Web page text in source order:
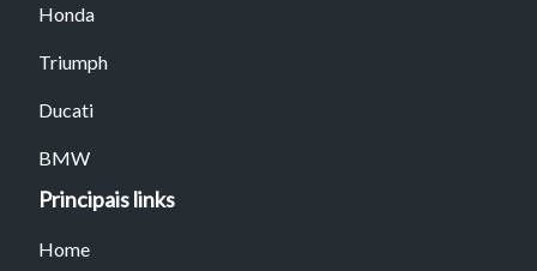
Para aumentar ou diminuir a fonte em nosso site, utilize os
atalhos Ctrl+ (para aumentar) e Ctrl- (para diminuir) no seu
teclado.
Honda
Triumph
Ducati
BMW
Principais links
Home